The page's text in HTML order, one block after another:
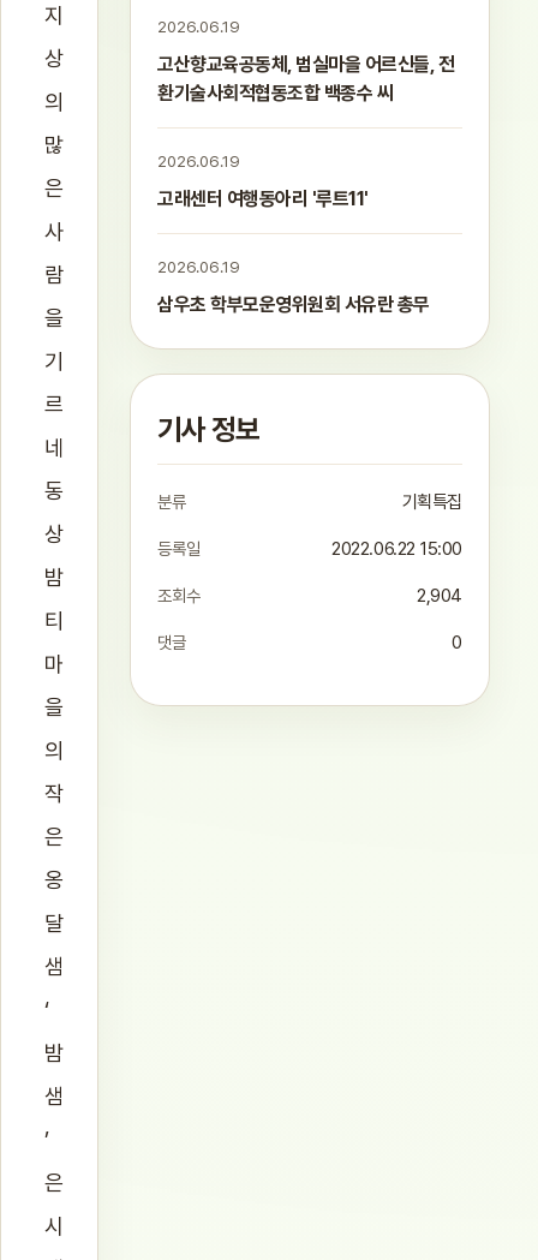
지
상
의
많
은
사
람
을
기
르
네
동
상
밤
티
마
을
의
작
은
옹
달
샘
‘
밤
샘
’
은
시
2026.06.19
고산향교육공동체, 범실마을 어르신들, 전
환기술사회적협동조합 백종수 씨
2026.06.19
고래센터 여행동아리 '루트11'
2026.06.19
삼우초 학부모운영위원회 서유란 총무
기사 정보
분류 기획특집
등록일 2022.06.22 15:00
조회수 2,904
댓글 0